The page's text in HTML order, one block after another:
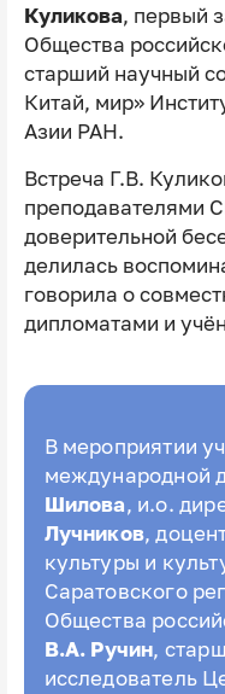
Куликова, первый
Общества
старший научный
Китай, мир»
Азии РАН.
Встреча Г.В.
преподавателями
доверительной
делилась
говорила о
дипломатами и
В мероприятии
международной
Шилова, и.о.
Лучников,
культуры и
Саратовского
Общества
В.А. Ручин,
исследователь